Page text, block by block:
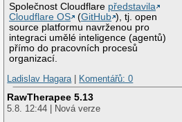
Společnost Cloudflare představila
Cloudflare OS
(GitHub ), tj. open
source platformu navrženou pro
integraci umělé inteligence (agentů)
přímo do pracovních procesů
organizací.
Ladislav Hagara| Komentářů: 0
RawTherapee 5.13
5.8. 12:44 | Nová verze